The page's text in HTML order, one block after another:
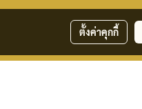
ตั้งค่าคุกกี้